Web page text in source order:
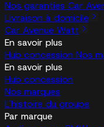
Nos garanties Car
Livraison à domicile
Car Avenue Watt
En savoir plus
Hub concession Nos
En savoir plus
Hub concession
Nos marques
L'histoire du groupe
Par marque